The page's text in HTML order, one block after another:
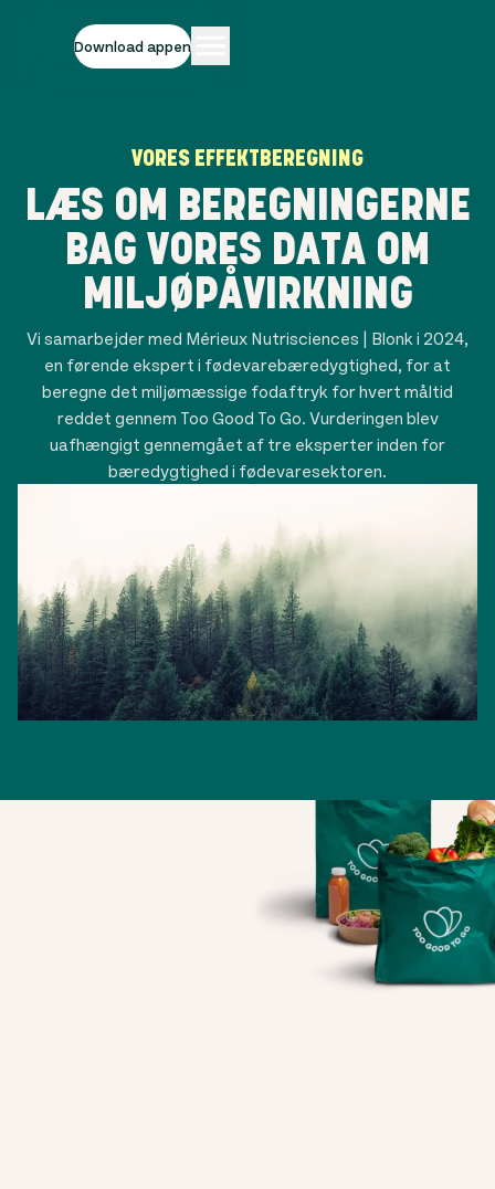
Download appen
VORES EFFEKTBEREGNING
LÆS OM BEREGNINGERNE
BAG VORES DATA OM
MILJØPÅVIRKNING
Vi samarbejder med Mérieux Nutrisciences | Blonk i 2024,
en førende ekspert i fødevarebæredygtighed, for at
beregne det miljømæssige fodaftryk for hvert måltid
reddet gennem Too Good To Go. Vurderingen blev
uafhængigt gennemgået af tre eksperter inden for
bæredygtighed i fødevaresektoren.